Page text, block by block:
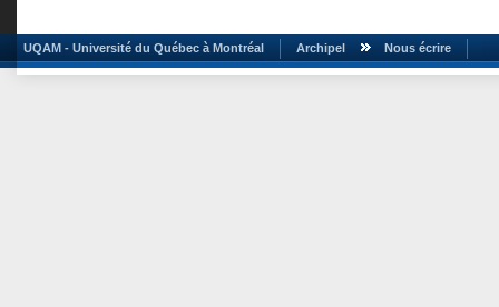
UQAM - Université du Québec à Montréal Archipel Nous écrire